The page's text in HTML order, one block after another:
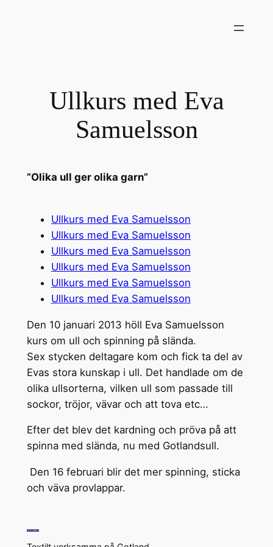
Ullkurs med Eva
Samuelsson
”Olika ull ger olika garn”
Ullkurs med Eva Samuelsson
Ullkurs med Eva Samuelsson
Ullkurs med Eva Samuelsson
Ullkurs med Eva Samuelsson
Ullkurs med Eva Samuelsson
Ullkurs med Eva Samuelsson
Den 10 januari 2013 höll Eva Samuelsson
kurs om ull och spinning på slända.
Sex stycken deltagare kom och fick ta del av
Evas stora kunskap i ull. Det handlade om de
olika ullsorterna, vilken ull som passade till
sockor, tröjor, vävar och att tova etc…
Efter det blev det kardning och pröva på att
spinna med slända, nu med Gotlandsull.
Den 16 februari blir det mer spinning, sticka
och väva provlappar.